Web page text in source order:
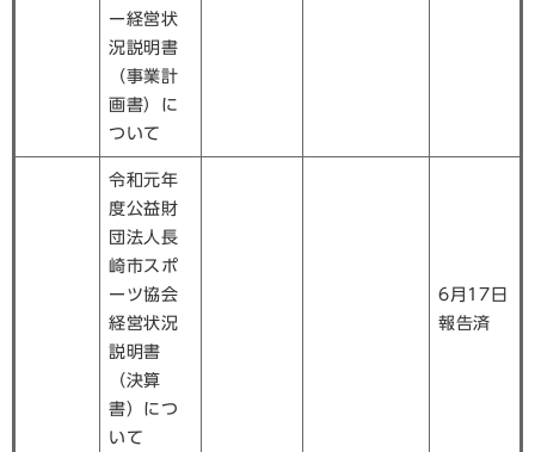
ー経営状
況説明書
（事業計
画書）に
ついて
令和元年
度公益財
団法人長
崎市スポ
ーツ協会
経営状況
説明書
（決算
書）につ
いて
6月17日
報告済